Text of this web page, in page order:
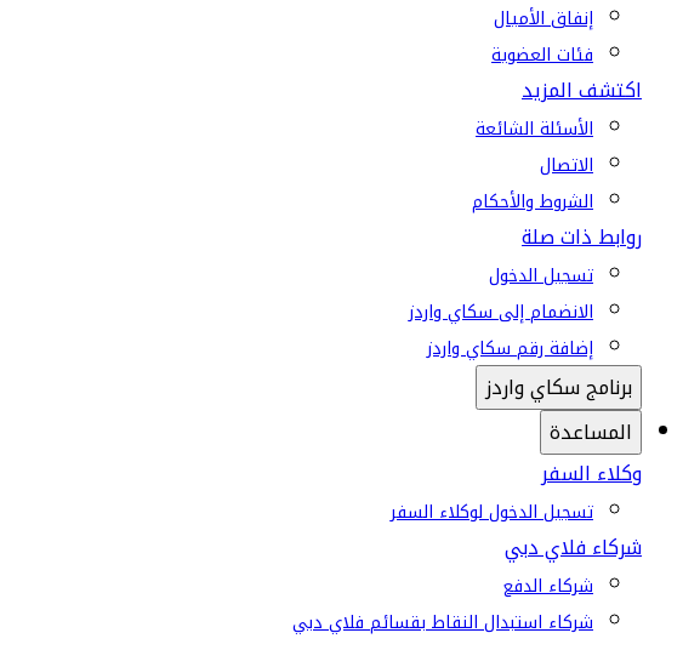
إنفاق الأميال
فئات العضوية
اكتشف المزيد
الأسئلة الشائعة
الاتصال
الشروط والأحكام
روابط ذات صلة
تسجيل الدخول
الانضمام إلى سكاي واردز
إضافة رقم سكاي واردز
برنامج سكاي واردز
المساعدة
وكلاء السفر
تسجيل الدخول لوكلاء السفر
شركاء فلاي دبي
شركاء الدفع
شركاء استبدال النقاط بقسائم فلاي دبي